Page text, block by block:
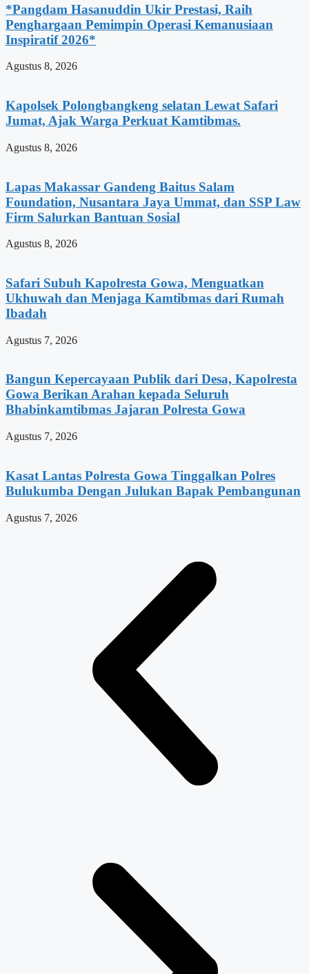
*Pangdam Hasanuddin Ukir Prestasi, Raih
Penghargaan Pemimpin Operasi Kemanusiaan
Inspiratif 2026*
Agustus 8, 2026
Kapolsek Polongbangkeng selatan Lewat Safari
Jumat, Ajak Warga Perkuat Kamtibmas.
Agustus 8, 2026
Lapas Makassar Gandeng Baitus Salam
Foundation, Nusantara Jaya Ummat, dan SSP Law
Firm Salurkan Bantuan Sosial
Agustus 8, 2026
Safari Subuh Kapolresta Gowa, Menguatkan
Ukhuwah dan Menjaga Kamtibmas dari Rumah
Ibadah
Agustus 7, 2026
Bangun Kepercayaan Publik dari Desa, Kapolresta
Gowa Berikan Arahan kepada Seluruh
Bhabinkamtibmas Jajaran Polresta Gowa
Agustus 7, 2026
Kasat Lantas Polresta Gowa Tinggalkan Polres
Bulukumba Dengan Julukan Bapak Pembangunan
Agustus 7, 2026